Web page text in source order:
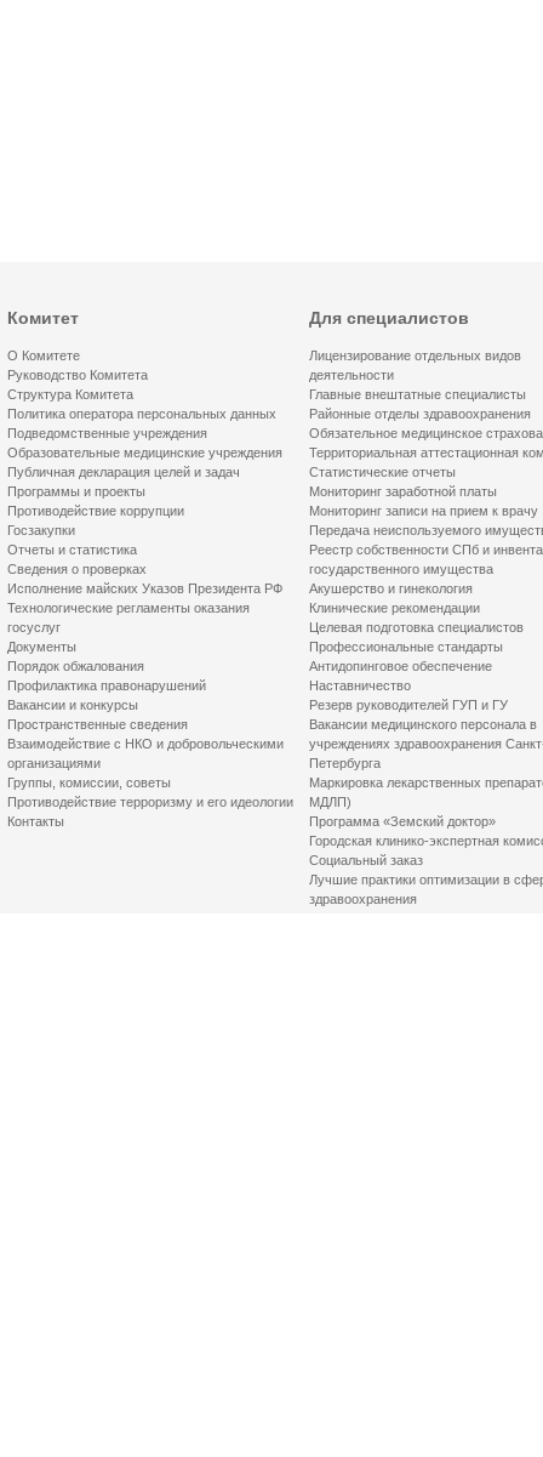
Комитет
О Комитете
Руководство Комитета
Структура Комитета
Политика оператора персональных данных
Подведомственные учреждения
Образовательные медицинские учреждения
Публичная декларация целей и задач
Программы и проекты
Противодействие коррупции
Госзакупки
Отчеты и статистика
Сведения о проверках
Исполнение майских Указов Президента РФ
Технологические регламенты оказания
госуслуг
Документы
Порядок обжалования
Профилактика правонарушений
Вакансии и конкурсы
Пространственные сведения
Взаимодействие с НКО и добровольческими
организациями
Группы, комиссии, советы
Противодействие терроризму и его идеологии
Контакты
Для специалистов
Лицензирование отдельных видов
деятельности
Главные внештатные специалисты
Районные отделы здравоохранения
Обязательное медицинское
Территориальная аттестационная
Статистические отчеты
Мониторинг заработной платы
Мониторинг записи на прием к врачу
Передача неиспользуемого
Реестр собственности СПб и
государственного имущества
Акушерство и гинекология
Клинические рекомендации
Целевая подготовка специалистов
Профессиональные стандарты
Антидопинговое обеспечение
Наставничество
Резерв руководителей ГУП и ГУ
Вакансии медицинского персонала в
учреждениях здравоохранения
Петербурга
Маркировка лекарственных
МДЛП)
Программа «Земский доктор»
Городская клинико-экспертная
Социальный заказ
Лучшие практики оптимизации в
здравоохранения